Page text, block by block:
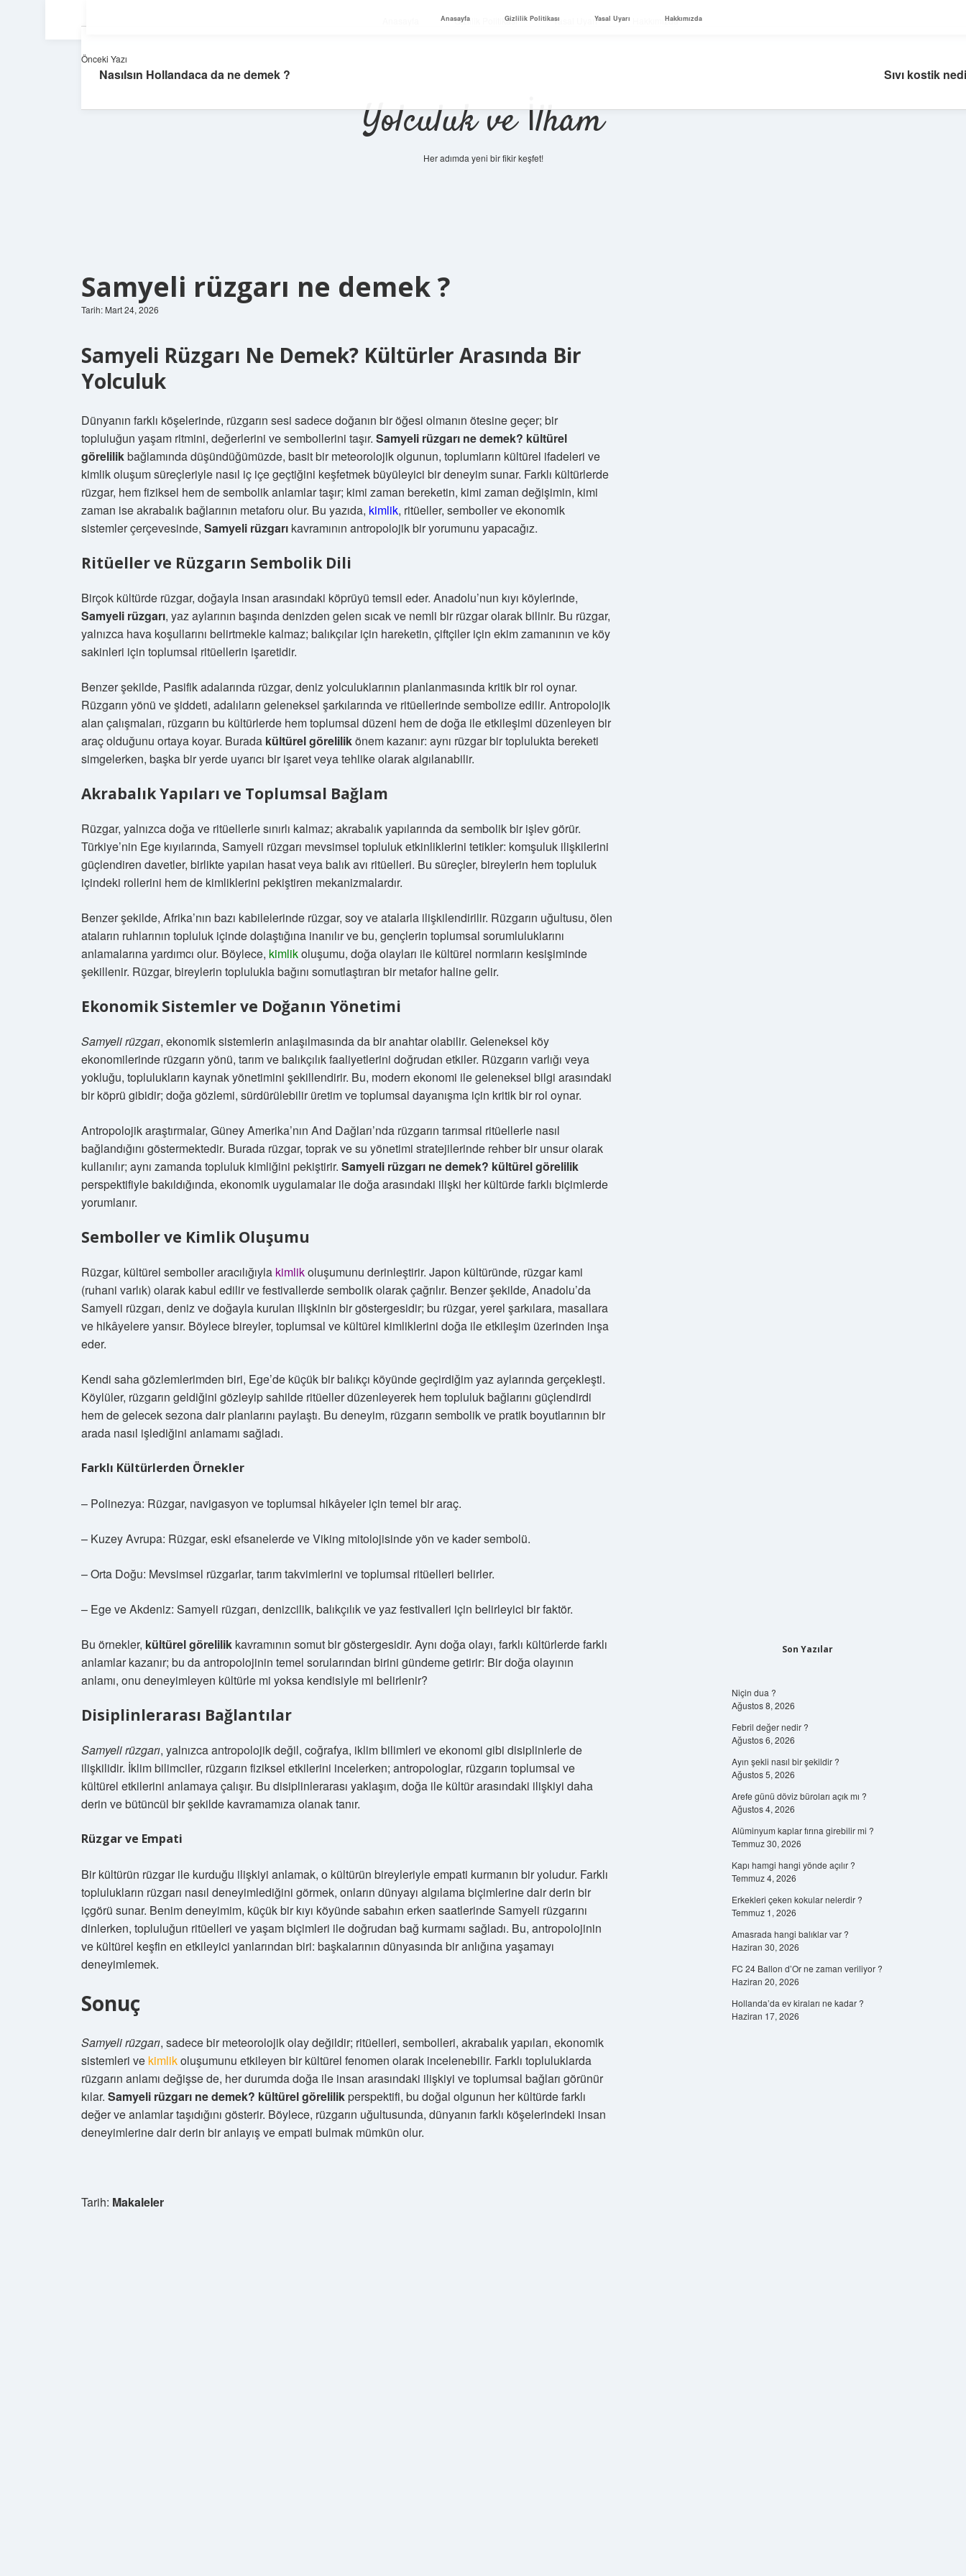
Gizlilik Politikası Yasal Uyarı Hakkımızda
Yolculuk ve İlham
Her adımda yeni bir fikir keşfet!
Samyeli rüzgarı ne demek ?
Tarih: Mart 24, 2026
Samyeli Rüzgarı Ne Demek? Kültürler Arasında Bir
Yolculuk
Dünyanın farklı köşelerinde, rüzgarın sesi sadece doğanın bir öğesi olmanın ötesine geçer; bir
topluluğun yaşam ritmini, değerlerini ve sembollerini taşır. Samyeli rüzgarı ne demek? kültürel
görelilikbağlamında düşündüğümüzde, basit bir meteorolojik olgunun, toplumların kültürel ifadeleri ve
kimlik oluşum süreçleriyle nasıl iç içe geçtiğini keşfetmek büyüleyici bir deneyim sunar. Farklı kültürlerde
rüzgar, hem fiziksel hem de sembolik anlamlar taşır; kimi zaman bereketin, kimi zaman değişimin, kimi
zaman ise akrabalık bağlarının metaforu olur. Bu yazıda, kimlik, ritüeller, semboller ve ekonomik
sistemler çerçevesinde, Samyeli rüzgarı kavramının antropolojik bir yorumunu yapacağız.
Ritüeller ve Rüzgarın Sembolik Dili
Birçok kültürde rüzgar, doğayla insan arasındaki köprüyü temsil eder. Anadolu’nun kıyı köylerinde,
Samyeli rüzgarı, yaz aylarının başında denizden gelen sıcak ve nemli bir rüzgar olarak bilinir. Bu rüzgar,
yalnızca hava koşullarını belirtmekle kalmaz; balıkçılar için hareketin, çiftçiler için ekim zamanının ve köy
sakinleri için toplumsal ritüellerin işaretidir.
Benzer şekilde, Pasifik adalarında rüzgar, deniz yolculuklarının planlanmasında kritik bir rol oynar.
Rüzgarın yönü ve şiddeti, adalıların geleneksel şarkılarında ve ritüellerinde sembolize edilir. Antropolojik
alan çalışmaları, rüzgarın bu kültürlerde hem toplumsal düzeni hem de doğa ile etkileşimi düzenleyen bir
araç olduğunu ortaya koyar. Burada kültürel görelilikönem kazanır: aynı rüzgar bir toplulukta bereketi
simgelerken, başka bir yerde uyarıcı bir işaret veya tehlike olarak algılanabilir.
Akrabalık Yapıları ve Toplumsal Bağlam
Rüzgar, yalnızca doğa ve ritüellerle sınırlı kalmaz; akrabalık yapılarında da sembolik bir işlev görür.
Türkiye’nin Ege kıyılarında, Samyeli rüzgarı mevsimsel topluluk etkinliklerini tetikler: komşuluk ilişkilerini
güçlendiren davetler, birlikte yapılan hasat veya balık avı ritüelleri. Bu süreçler, bireylerin hem topluluk
içindeki rollerini hem de kimliklerini pekiştiren mekanizmalardır.
Benzer şekilde, Afrika’nın bazı kabilelerinde rüzgar, soy ve atalarla ilişkilendirilir. Rüzgarın uğultusu, ölen
ataların ruhlarının topluluk içinde dolaştığına inanılır ve bu, gençlerin toplumsal sorumluluklarını
anlamalarına yardımcı olur. Böylece, kimlikoluşumu, doğa olayları ile kültürel normların kesişiminde
şekillenir. Rüzgar, bireylerin toplulukla bağını somutlaştıran bir metafor haline gelir.
Ekonomik Sistemler ve Doğanın Yönetimi
Samyeli rüzgarı, ekonomik sistemlerin anlaşılmasında da bir anahtar olabilir. Geleneksel köy
ekonomilerinde rüzgarın yönü, tarım ve balıkçılık faaliyetlerini doğrudan etkiler. Rüzgarın varlığı veya
yokluğu, toplulukların kaynak yönetimini şekillendirir. Bu, modern ekonomi ile geleneksel bilgi arasındaki
bir köprü gibidir; doğa gözlemi, sürdürülebilir üretim ve toplumsal dayanışma için kritik bir rol oynar.
Antropolojik araştırmalar, Güney Amerika’nın And Dağları’nda rüzgarın tarımsal ritüellerle nasıl
bağlandığını göstermektedir. Burada rüzgar, toprak ve su yönetimi stratejilerinde rehber bir unsur olarak
kullanılır; aynı zamanda topluluk kimliğini pekiştirir. Samyeli rüzgarı ne demek? kültürel görelilik
perspektifiyle bakıldığında, ekonomik uygulamalar ile doğa arasındaki ilişki her kültürde farklı biçimlerde
yorumlanır.
Semboller ve Kimlik Oluşumu
Rüzgar, kültürel semboller aracılığıyla kimlikoluşumunu derinleştirir. Japon kültüründe, rüzgar kami
(ruhani varlık) olarak kabul edilir ve festivallerde sembolik olarak çağrılır. Benzer şekilde, Anadolu’da
Samyeli rüzgarı, deniz ve doğayla kurulan ilişkinin bir göstergesidir; bu rüzgar, yerel şarkılara, masallara
ve hikâyelere yansır. Böylece bireyler, toplumsal ve kültürel kimliklerini doğa ile etkileşim üzerinden inşa
eder.
Kendi saha gözlemlerimden biri, Ege’de küçük bir balıkçı köyünde geçirdiğim yaz aylarında gerçekleşti.
Köylüler, rüzgarın geldiğini gözleyip sahilde ritüeller düzenleyerek hem topluluk bağlarını güçlendirdi
hem de gelecek sezona dair planlarını paylaştı. Bu deneyim, rüzgarın sembolik ve pratik boyutlarının bir
arada nasıl işlediğini anlamamı sağladı.
Farklı Kültürlerden Örnekler
– Polinezya: Rüzgar, navigasyon ve toplumsal hikâyeler için temel bir araç.
– Kuzey Avrupa: Rüzgar, eski efsanelerde ve Viking mitolojisinde yön ve kader sembolü.
– Orta Doğu: Mevsimsel rüzgarlar, tarım takvimlerini ve toplumsal ritüelleri belirler.
– Ege ve Akdeniz: Samyeli rüzgarı, denizcilik, balıkçılık ve yaz festivalleri için belirleyici bir faktör.
Bu örnekler, kültürel görelilik kavramının somut bir göstergesidir. Aynı doğa olayı, farklı kültürlerde farklı
anlamlar kazanır; bu da antropolojinin temel sorularından birini gündeme getirir: Bir doğa olayının
anlamı, onu deneyimleyen kültürle mi yoksa kendisiyle mi belirlenir?
Disiplinlerarası Bağlantılar
Samyeli rüzgarı, yalnızca antropolojik değil, coğrafya, iklim bilimleri ve ekonomi gibi disiplinlerle de
ilişkilidir. İklim bilimciler, rüzgarın fiziksel etkilerini incelerken; antropologlar, rüzgarın toplumsal ve
kültürel etkilerini anlamaya çalışır. Bu disiplinlerarası yaklaşım, doğa ile kültür arasındaki ilişkiyi daha
derin ve bütüncül bir şekilde kavramamıza olanak tanır.
Rüzgar ve Empati
Bir kültürün rüzgar ile kurduğu ilişkiyi anlamak, o kültürün bireyleriyle empati kurmanın bir yoludur. Farklı
toplulukların rüzgarı nasıl deneyimlediğini görmek, onların dünyayı algılama biçimlerine dair derin bir
içgörü sunar. Benim deneyimim, küçük bir kıyı köyünde sabahın erken saatlerinde Samyeli rüzgarını
dinlerken, topluluğun ritüelleri ve yaşam biçimleri ile doğrudan bağ kurmamı sağladı. Bu, antropolojinin
ve kültürel keşfin en etkileyici yanlarından biri: başkalarının dünyasında bir anlığına yaşamayı
deneyimlemek.
Sonuç
Samyeli rüzgarı, sadece bir meteorolojik olay değildir; ritüelleri, sembolleri, akrabalık yapıları, ekonomik
sistemleri ve kimlikoluşumunu etkileyen bir kültürel fenomen olarak incelenebilir. Farklı topluluklarda
rüzgarın anlamı değişse de, her durumda doğa ile insan arasındaki ilişkiyi ve toplumsal bağları görünür
kılar. Samyeli rüzgarı ne demek? kültürel görelilikperspektifi, bu doğal olgunun her kültürde farklı
değer ve anlamlar taşıdığını gösterir. Böylece, rüzgarın uğultusunda, dünyanın farklı köşelerindeki insan
deneyimlerine dair derin bir anlayış ve empati bulmak mümkün olur.
Tarih: Makaleler
Önceki Yazı
Nasılsın Hollandaca da ne demek ? Sıvı kostik
Son Yazılar
Niçin dua ?
Ağustos 8, 2026
Febril değer nedir ?
Ağustos 6, 2026
Ayın şekli nasıl bir şekildir ?
Ağustos 5, 2026
Arefe günü döviz büroları açık mı ?
Ağustos 4, 2026
Alüminyum kaplar fırına girebilir mi ?
Temmuz 30, 2026
Kapı hamgi hangi yönde açılır ?
Temmuz 4, 2026
Erkekleri çeken kokular nelerdir ?
Temmuz 1, 2026
Amasrada hangi balıklar var ?
Haziran 30, 2026
FC 24 Ballon d’Or ne zaman veriliyor ?
Haziran 20, 2026
Hollanda’da ev kiraları ne kadar ?
Haziran 17, 2026
Anasayfa Gizlilik Politikası Yasal Uyarı Hakkımızda